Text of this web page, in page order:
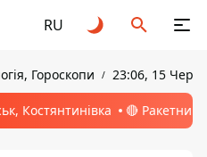
RU
Гороскопи 23:06, 15
Костянтинівка 🔴 Ракетний